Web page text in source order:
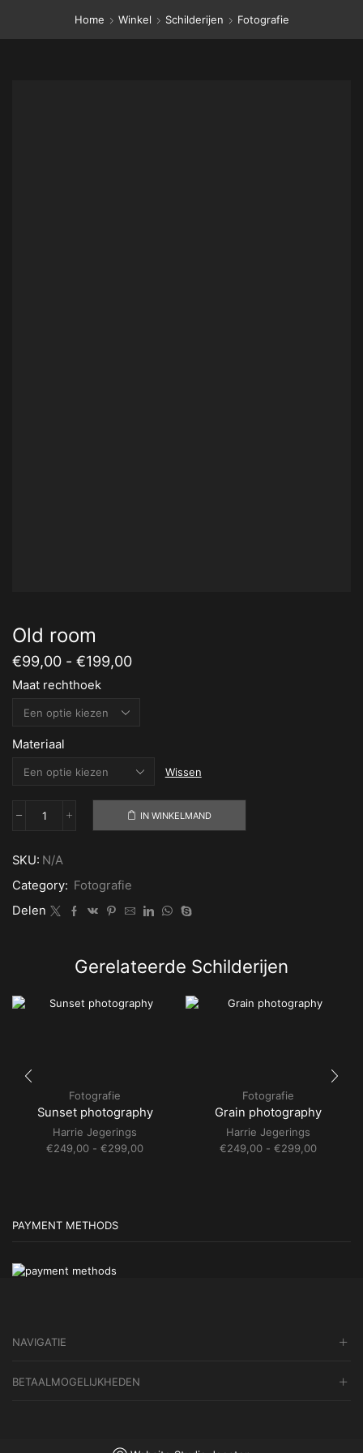
Home Winkel Schilderijen Fotografie
Old room
€99,00 - €199,00Prijsklasse:
Maat rechthoek
Materiaal
Wissen
Old
IN WINKELMAND
SKU: N/A
Category: Fotografie
Delen
Gerelateerde Schilderijen
Fotografie
Sunset photography
Harrie Jegerings
€249,00 - €299,00Prijsklasse:
Fotografie
Grain photography
Harrie Jegerings
€249,00 - €299,00
PAYMENT METHODS
NAVIGATIE
BETAALMOGELIJKHEDEN